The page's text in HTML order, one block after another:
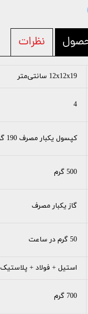
نظرات
12x12x19 سانتی‌متر
4
کپسول یکبار مصرف 190 گرمی
500 گرم
گاز یکبار مصرف
50 گرم در ساعت
استیل + فولاد + پلاستیک
700 گرم